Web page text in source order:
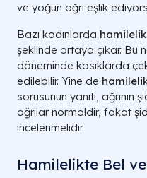
ve yoğun ağrı eşlik
Bazı kadınlarda hamilelik
şeklinde ortaya çıkar. Bu
döneminde kasıklarda
edilebilir. Yine de
sorusunun yanıtı,
ağrılar normaldir, fakat
incelenmelidir.
Hamilelikte Bel ve